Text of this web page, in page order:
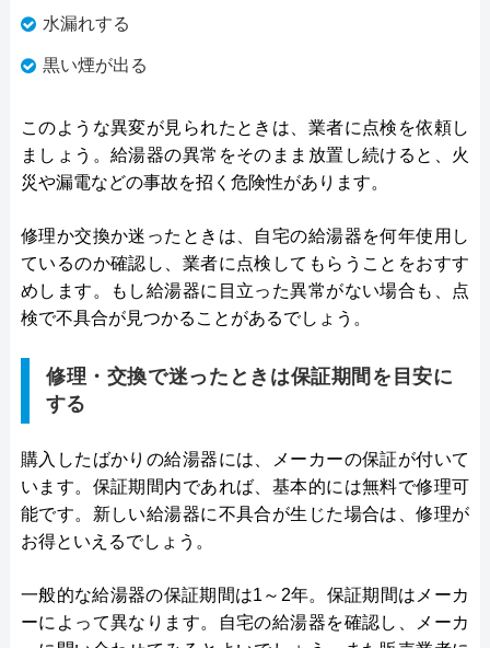
水漏れする
黒い煙が出る
このような異変が見られたときは、業者に点検を依頼し
ましょう。給湯器の異常をそのまま放置し続けると、火
災や漏電などの事故を招く危険性があります。
修理か交換か迷ったときは、自宅の給湯器を何年使用し
ているのか確認し、業者に点検してもらうことをおすす
めします。もし給湯器に目立った異常がない場合も、点
検で不具合が見つかることがあるでしょう。
修理・交換で迷ったときは保証期間を目安に
する
購入したばかりの給湯器には、メーカーの保証が付いて
います。保証期間内であれば、基本的には無料で修理可
能です。新しい給湯器に不具合が生じた場合は、修理が
お得といえるでしょう。
一般的な給湯器の保証期間は1～2年。保証期間はメーカ
ーによって異なります。自宅の給湯器を確認し、メーカ